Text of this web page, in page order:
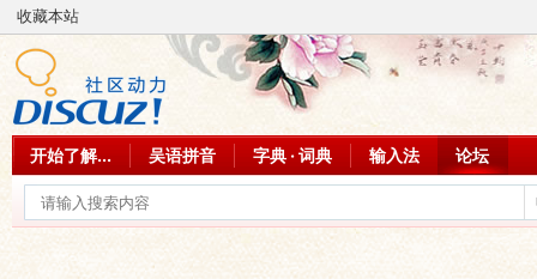
收藏本站
开始了解... 吴语拼音 字典 · 词典 输入法 论坛